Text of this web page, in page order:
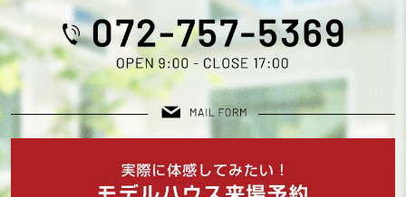
2025年05月 (1)
2025年04月 (1)